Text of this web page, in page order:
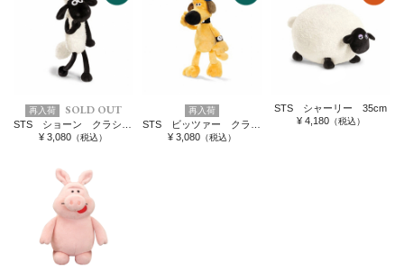
再入荷 SOLD OUT
¥ 3,080 （税込）
再入荷
¥ 3,080（税込）
STS シャーリー 35cm
¥ 4,180（税込）